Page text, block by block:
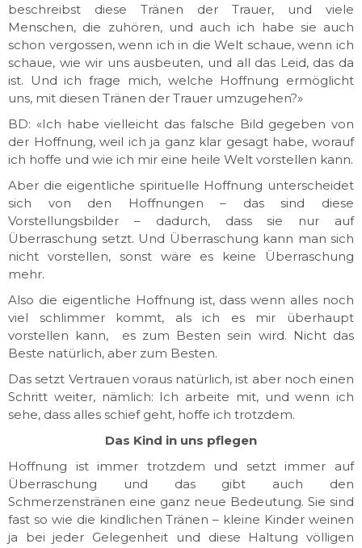
beschreibst diese Tränen der Trauer, und viele
Menschen, die zuhören, und auch ich habe sie auch
schon vergossen, wenn ich in die Welt schaue, wenn ich
schaue, wie wir uns ausbeuten, und all das Leid, das da
ist. Und ich frage mich, welche Hoffnung ermöglicht
uns, mit diesen Tränen der Trauer umzugehen?»
BD: «Ich habe vielleicht das falsche Bild gegeben von
der Hoffnung, weil ich ja ganz klar gesagt habe, worauf
ich hoffe und wie ich mir eine heile Welt vorstellen kann.
Aber die eigentliche spirituelle Hoffnung unterscheidet
sich von den Hoffnungen – das sind diese
Vorstellungsbilder – dadurch, dass sie nur auf
Überraschung setzt. Und Überraschung kann man sich
nicht vorstellen, sonst wäre es keine Überraschung
mehr.
Also die eigentliche Hoffnung ist, dass wenn alles noch
viel schlimmer kommt, als ich es mir überhaupt
vorstellen kann, es zum Besten sein wird. Nicht das
Beste natürlich, aber zum Besten.
Das setzt Vertrauen voraus natürlich, ist aber noch einen
Schritt weiter, nämlich: Ich arbeite mit, und wenn ich
sehe, dass alles schief geht, hoffe ich trotzdem.
Das Kind in uns pflegen
Hoffnung ist immer trotzdem und setzt immer auf
Überraschung und das gibt auch den
Schmerzenstränen eine ganz neue Bedeutung. Sie sind
fast so wie die kindlichen Tränen – kleine Kinder weinen
ja bei jeder Gelegenheit und diese Haltung völligen